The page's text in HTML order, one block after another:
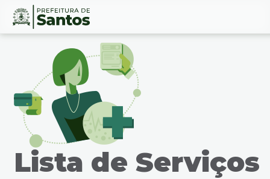
Ir
Conteúdo
Lista de Serviços